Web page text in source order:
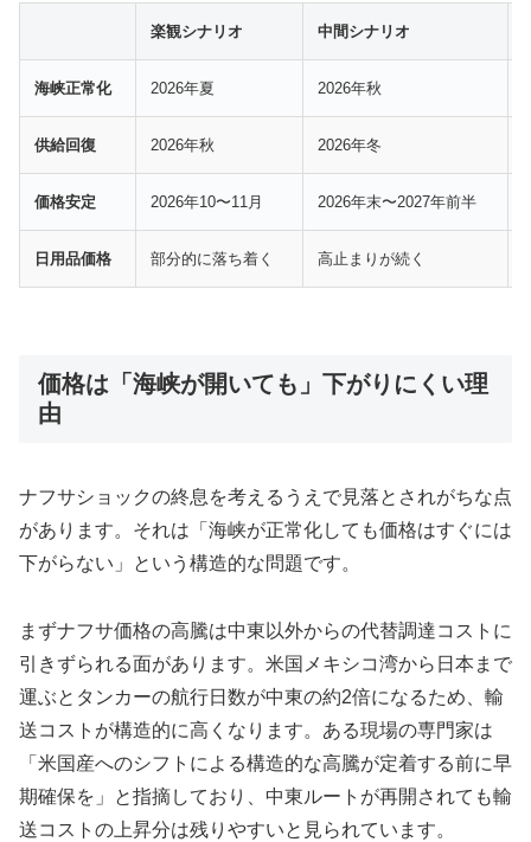
楽観シナリオ 中間シナリオ
海峡正常化 2026年夏 2026年秋
供給回復 2026年秋 2026年冬
価格安定 2026年10〜11月 2026年末〜2027年前半
日用品価格 部分的に落ち着く 高止まりが続く
価格は「海峡が開いても」下がりにくい理
由
ナフサショックの終息を考えるうえで見落とされがちな点
があります。それは「海峡が正常化しても価格はすぐには
下がらない」という構造的な問題です。
まずナフサ価格の高騰は中東以外からの代替調達コストに
引きずられる面があります。米国メキシコ湾から日本まで
運ぶとタンカーの航行日数が中東の約2倍になるため、輸
送コストが構造的に高くなります。ある現場の専門家は
「米国産へのシフトによる構造的な高騰が定着する前に早
期確保を」と指摘しており、中東ルートが再開されても輸
送コストの上昇分は残りやすいと見られています。